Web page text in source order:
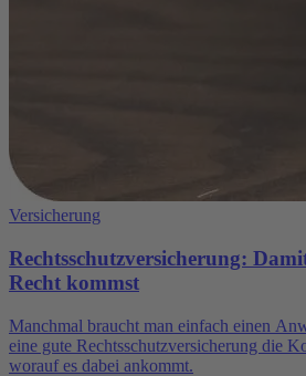
Versicherung
Rechtsschutzversicherung:
Recht kommst
Manchmal braucht man einfach einen
eine gute Rechtsschutzversicherung die
worauf es dabei ankommt.